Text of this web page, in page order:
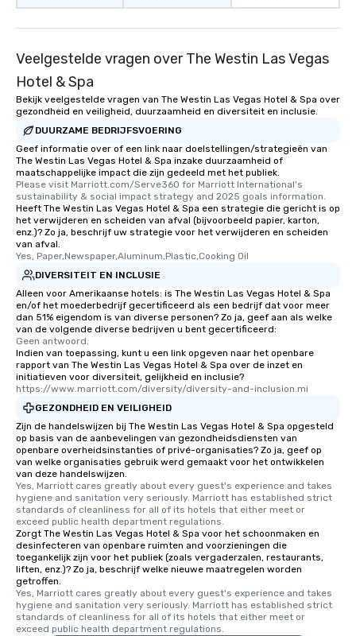
Veelgestelde vragen over The Westin Las Vegas
Hotel & Spa
Bekijk veelgestelde vragen van The Westin Las Vegas Hotel & Spa over
gezondheid en veiligheid, duurzaamheid en diversiteit en inclusie.
DUURZAME BEDRIJFSVOERING
Geef informatie over of een link naar doelstellingen/strategieën van
The Westin Las Vegas Hotel & Spa inzake duurzaamheid of
maatschappelijke impact die zijn gedeeld met het publiek.
Please visit Marriott.com/Serve360 for Marriott International's
sustainability & social impact strategy and 2025 goals information.
Heeft The Westin Las Vegas Hotel & Spa een strategie die gericht is op
het verwijderen en scheiden van afval (bijvoorbeeld papier, karton,
enz.)? Zo ja, beschrijf uw strategie voor het verwijderen en scheiden
van afval.
Yes, Paper,Newspaper,Aluminum,Plastic,Cooking Oil
DIVERSITEIT EN INCLUSIE
Alleen voor Amerikaanse hotels: is The Westin Las Vegas Hotel & Spa
en/of het moederbedrijf gecertificeerd als een bedrijf dat voor meer
dan 51% eigendom is van diverse personen? Zo ja, geef aan als welke
van de volgende diverse bedrijven u bent gecertificeerd:
Geen antwoord.
Indien van toepassing, kunt u een link opgeven naar het openbare
rapport van The Westin Las Vegas Hotel & Spa over de inzet en
initiatieven voor diversiteit, gelijkheid en inclusie?
https://www.marriott.com/diversity/diversity-and-inclusion.mi
GEZONDHEID EN VEILIGHEID
Zijn de handelswijzen bij The Westin Las Vegas Hotel & Spa opgesteld
op basis van de aanbevelingen van gezondheidsdiensten van
openbare overheidsinstanties of privé-organisaties? Zo ja, geef op
van welke organisaties gebruik werd gemaakt voor het ontwikkelen
van deze handelswijzen.
Yes, Marriott cares greatly about every guest's experience and takes
hygiene and sanitation very seriously. Marriott has established strict
standards of cleanliness for all of its hotels that either meet or
exceed public health department regulations.
Zorgt The Westin Las Vegas Hotel & Spa voor het schoonmaken en
desinfecteren van openbare ruimten and voorzieningen die
toegankelijk zijn voor het publiek (zoals vergaderzalen, restaurants,
liften, enz.)? Zo ja, beschrijf welke nieuwe maatregelen worden
getroffen.
Yes, Marriott cares greatly about every guest's experience and takes
hygiene and sanitation very seriously. Marriott has established strict
standards of cleanliness for all of its hotels that either meet or
exceed public health department regulations.